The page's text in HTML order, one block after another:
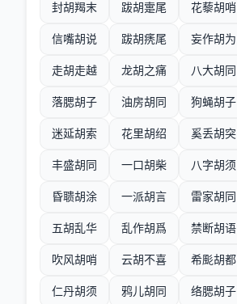
封胡羯末 跋胡疐尾 花藜胡哨
信嘴胡说 跋胡痜尾 妄作胡为
走胡走越 龙胡之痛 八大胡同
落腮胡子 油房胡同 狗蝇胡子
迷延胡索 花里胡绍 奚丢胡突
丰盛胡同 一口胡柴 八字胡须
昏聩胡涂 一派胡言 雷家胡同
五胡乱华 乱作胡爲 禁断胡语
吹风胡哨 云胡不喜 希颩胡都
仁丹胡须 鸦儿胡同 络腮胡子